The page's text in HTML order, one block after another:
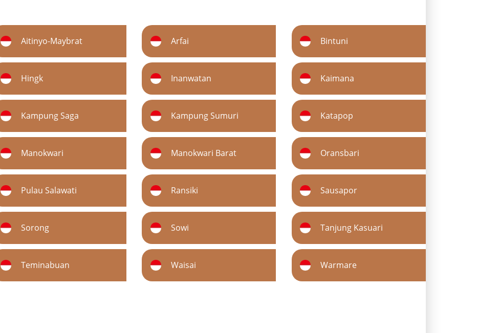
Aitinyo-Maybrat Arfai Bintuni
Hingk Inanwatan Kaimana
Kampung Saga Kampung Sumuri Katapop
Manokwari Manokwari Barat Oransbari
Pulau Salawati Ransiki Sausapor
Sorong Sowi Tanjung Kasuari
Teminabuan Waisai Warmare